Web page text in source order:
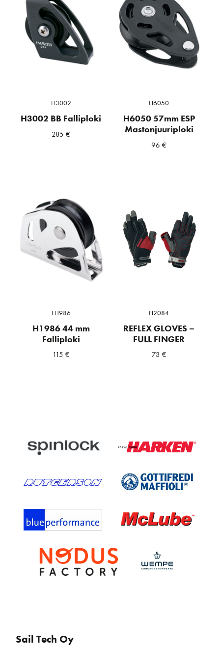
H3002
H3002 BB Falliploki
285€
H6050
H6050 57mm ESP
Mastonjuuriploki
96€
H1986
H1986 44 mm
Falliploki
115 €
H2084
REFLEX GLOVES –
FULL FINGER
73 €
Sail Tech Oy